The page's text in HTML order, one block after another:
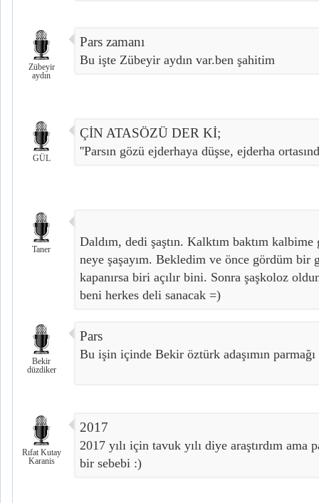
Zübeyir
aydın
Pars zamanı
Bu işte Zübeyir aydın var.ben şahitim
GÜL
ÇİN ATASÖZÜ DER Kİ;
''Parsın gözü ejderhaya düşse, ejderha
Taner
Daldım, dedi şaştın. Kalktım baktım
neye şaşayım. Bekledim ve önce gördüm bir
kapanırsa biri açılır bini. Sonra şaşkoloz
beni herkes deli sanacak =)
Bekir
düzdiker
Pars
Bu işin içinde Bekir öztürk adaşımın
Rıfat Kutay
Karanis
2017
2017 yılı için tavuk yılı diye araştırdım ama
bir sebebi :)